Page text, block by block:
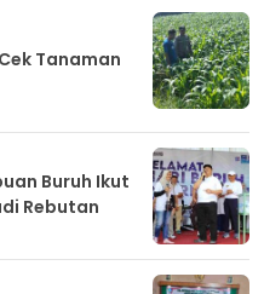
Tanaman
Buruh Ikut
Rebutan